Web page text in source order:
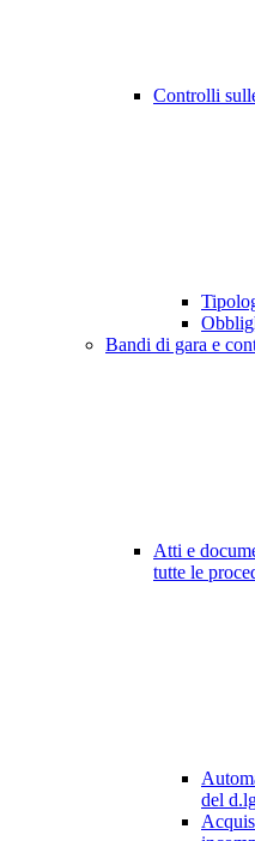
Controlli
Bandi di gara e
Atti e
tutte le
del